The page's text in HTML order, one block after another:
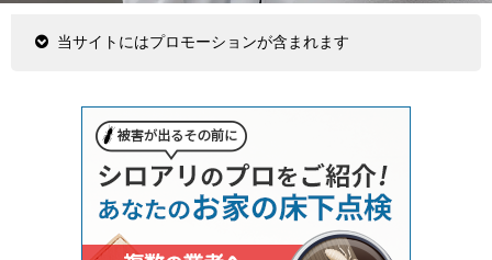
当サイトにはプロモーションが含まれます